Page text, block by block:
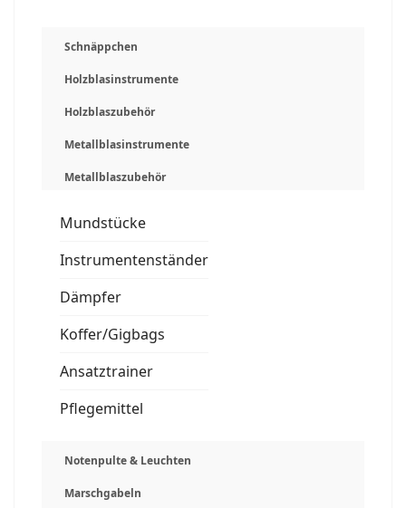
Schnäppchen
Holzblasinstrumente
Holzblaszubehör
Metallblasinstrumente
Metallblaszubehör
Mundstücke
Instrumentenständer
Dämpfer
Koffer/Gigbags
Ansatztrainer
Pflegemittel
Notenpulte & Leuchten
Marschgabeln